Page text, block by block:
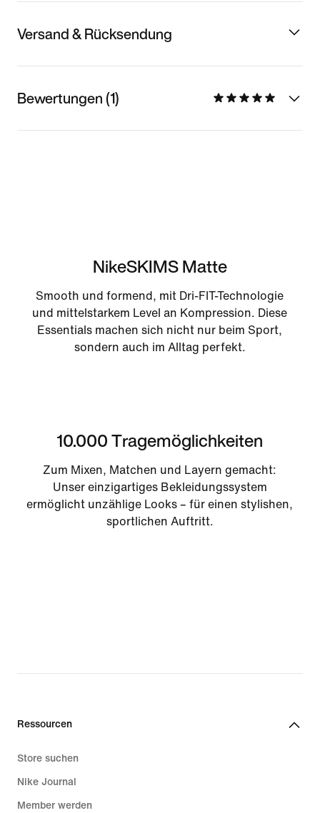
Versand & Rücksendung
Bewertungen (1)
NikeSKIMS Matte
Smooth und formend, mit Dri-FIT-Technologie
und mittelstarkem Level an Kompression. Diese
Essentials machen sich nicht nur beim Sport,
sondern auch im Alltag perfekt.
10.000 Tragemöglichkeiten
Zum Mixen, Matchen und Layern gemacht:
Unser einzigartiges Bekleidungssystem
ermöglicht unzählige Looks – für einen stylishen,
sportlichen Auftritt.
Ressourcen
Store suchen
Nike Journal
Member werden